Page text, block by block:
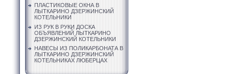
ПЛАСТИКОВЫЕ ОКНА В
ЛЫТКАРИНО ДЗЕРЖИНСКИЙ
КОТЕЛЬНИКИ
ИЗ РУК В РУКИ ДОСКА
ОБЪЯВЛЕНИЙ ЛЫТКАРИНО
ДЗЕРЖИНСКИЙ КОТЕЛЬНИКИ
НАВЕСЫ ИЗ ПОЛИКАРБОНАТА В
ЛЫТКАРИНО ДЗЕРЖИНСКИЙ
КОТЕЛЬНИКАХ ЛЮБЕРЦАХ